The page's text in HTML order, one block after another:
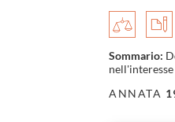
Sommario:
ANNATA